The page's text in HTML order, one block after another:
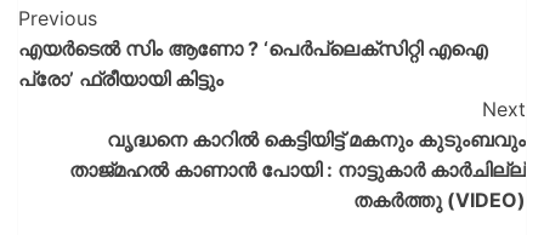
Previous
എയർടെൽ സിം ആണോ ? ‘പെർപ്ലെക്സിറ്റി എഐ
പ്രോ’ ഫ്രീയായി കിട്ടും
Next
വൃദ്ധനെ കാറിൽ കെട്ടിയിട്ട് മകനും കുടുംബവും
താജ്‌മഹൽ കാണാൻ പോയി : നാട്ടുകാർ കാർചില്ല്
തകർത്തു (VIDEO)